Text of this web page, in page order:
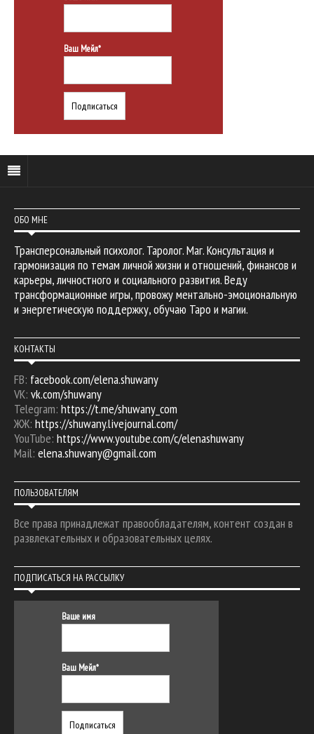
Ваш Мейл*
ОБО МНЕ
Трансперсональный психолог. Таролог. Маг. Консультация и
гармонизация по темам личной жизни и отношений, финансов и
карьеры, личностного и социального развития. Веду
трансформационные игры, провожу ментально-эмоциональную
и энергетическую поддержку, обучаю Таро и магии.
КОНТАКТЫ
FB: facebook.com/elena.shuwany
VK: vk.com/shuwany
Telegram: https://t.me/shuwany_com
ЖЖ: https://shuwany.livejournal.com/
YouTube: https://www.youtube.com/c/elenashuwany
Mail: elena.shuwany@gmail.com
ПОЛЬЗОВАТЕЛЯМ
Все права принадлежат правообладателям, контент создан в
развлекательных и образовательных целях.
ПОДПИСАТЬСЯ НА РАССЫЛКУ
Ваше имя
Ваш Мейл*